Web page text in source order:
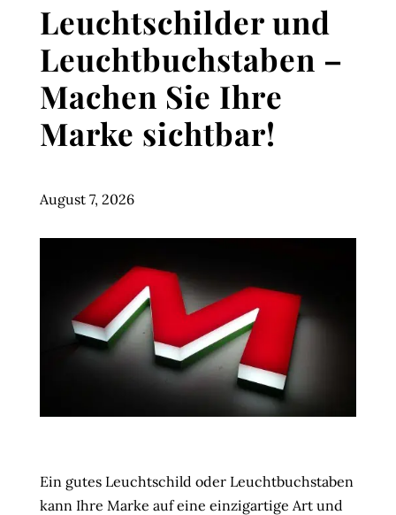
Leuchtschilder und
Leuchtbuchstaben –
Machen Sie Ihre
Marke sichtbar!
August 7, 2026
Ein gutes Leuchtschild oder Leuchtbuchstaben
kann Ihre Marke auf eine einzigartige Art und